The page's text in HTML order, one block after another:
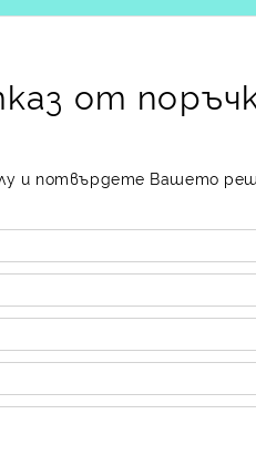
от
и потвърдете Вашето